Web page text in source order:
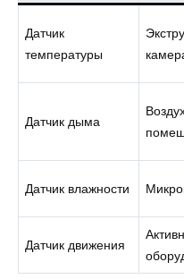
Датчик
температуры
Датчик дыма
Датчик влажности
Датчик движения